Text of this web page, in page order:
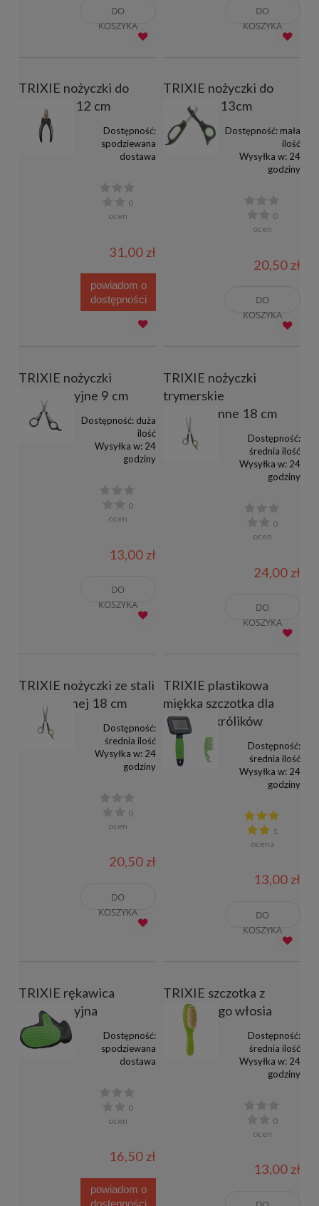
DO
KOSZYKA
DO
KOSZYKA
TRIXIE nożyczki do
pazurków 12 cm
Dostępność:
spodziewana
dostawa
0
ocen
31,00 zł
powiadom o
dostępności
TRIXIE nożyczki do
pazurków 13cm
Dostępność: mała
ilość
Wysyłka w: 24
godziny
0
ocen
20,50 zł
DO
KOSZYKA
TRIXIE nożyczki
pielęgnacyjne 9 cm
Dostępność: duża
ilość
Wysyłka w: 24
godziny
0
ocen
13,00 zł
DO
KOSZYKA
TRIXIE nożyczki
trymerskie
jednostronne 18 cm
Dostępność:
średnia ilość
Wysyłka w: 24
godziny
0
ocen
24,00 zł
DO
KOSZYKA
TRIXIE nożyczki ze stali
nierdzewnej 18 cm
Dostępność:
średnia ilość
Wysyłka w: 24
godziny
0
ocen
20,50 zł
DO
KOSZYKA
TRIXIE plastikowa
miękka szczotka dla
gryzoni i królików
Dostępność:
średnia ilość
Wysyłka w: 24
godziny
1
ocena
13,00 zł
DO
KOSZYKA
TRIXIE rękawica
pielęgnacyjna
Dostępność:
spodziewana
dostawa
0
ocen
16,50 zł
powiadom o
dostępności
TRIXIE szczotka z
naturalnego włosia
Dostępność:
średnia ilość
Wysyłka w: 24
godziny
0
ocen
13,00 zł